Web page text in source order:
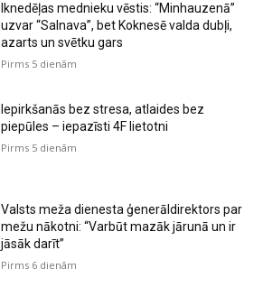
Iknedēļas mednieku vēstis: “Minhauzenā”
uzvar “Salnava”, bet Koknesē valda dubļi,
azarts un svētku gars
Pirms 5 dienām
Iepirkšanās bez stresa, atlaides bez
piepūles – iepazīsti 4F lietotni
Pirms 5 dienām
Valsts meža dienesta ģenerāldirektors par
mežu nākotni: “Varbūt mazāk jārunā un ir
jāsāk darīt”
Pirms 6 dienām